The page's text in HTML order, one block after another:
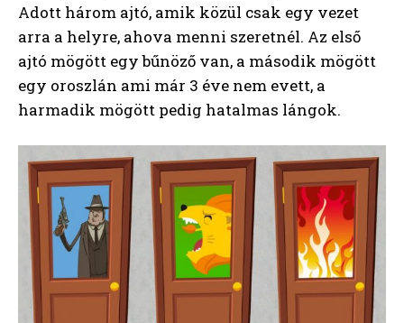
Adott három ajtó, amik közül csak egy vezet
arra a helyre, ahova menni szeretnél. Az első
ajtó mögött egy bűnöző van, a második mögött
egy oroszlán ami már 3 éve nem evett, a
harmadik mögött pedig hatalmas lángok.